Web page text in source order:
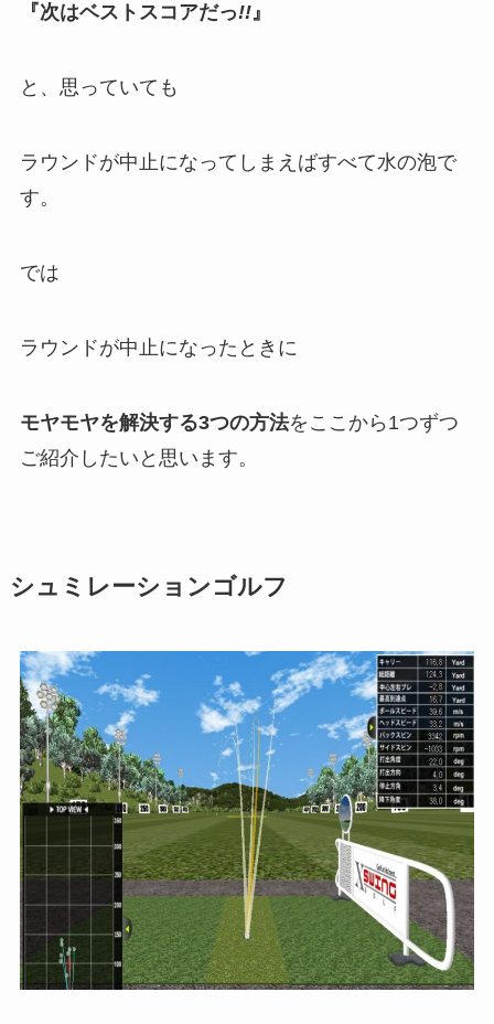
『次はベストスコアだっ!!』
と、思っていても
ラウンドが中止になってしまえばすべて水の泡で
す。
では
ラウンドが中止になったときに
モヤモヤを解決する3つの方法をここから1つずつ
ご紹介したいと思います。
シュミレーションゴルフ